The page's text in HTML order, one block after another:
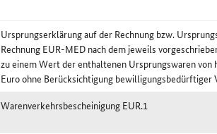
Ursprungserklärung auf der Rechnung bzw.
Rechnung EUR-MED nach dem jeweils
zu einem Wert der enthaltenen Ursprungswaren von
Euro ohne Berücksichtigung bewilligungsbedürftiger
Warenverkehrsbescheinigung EUR.1